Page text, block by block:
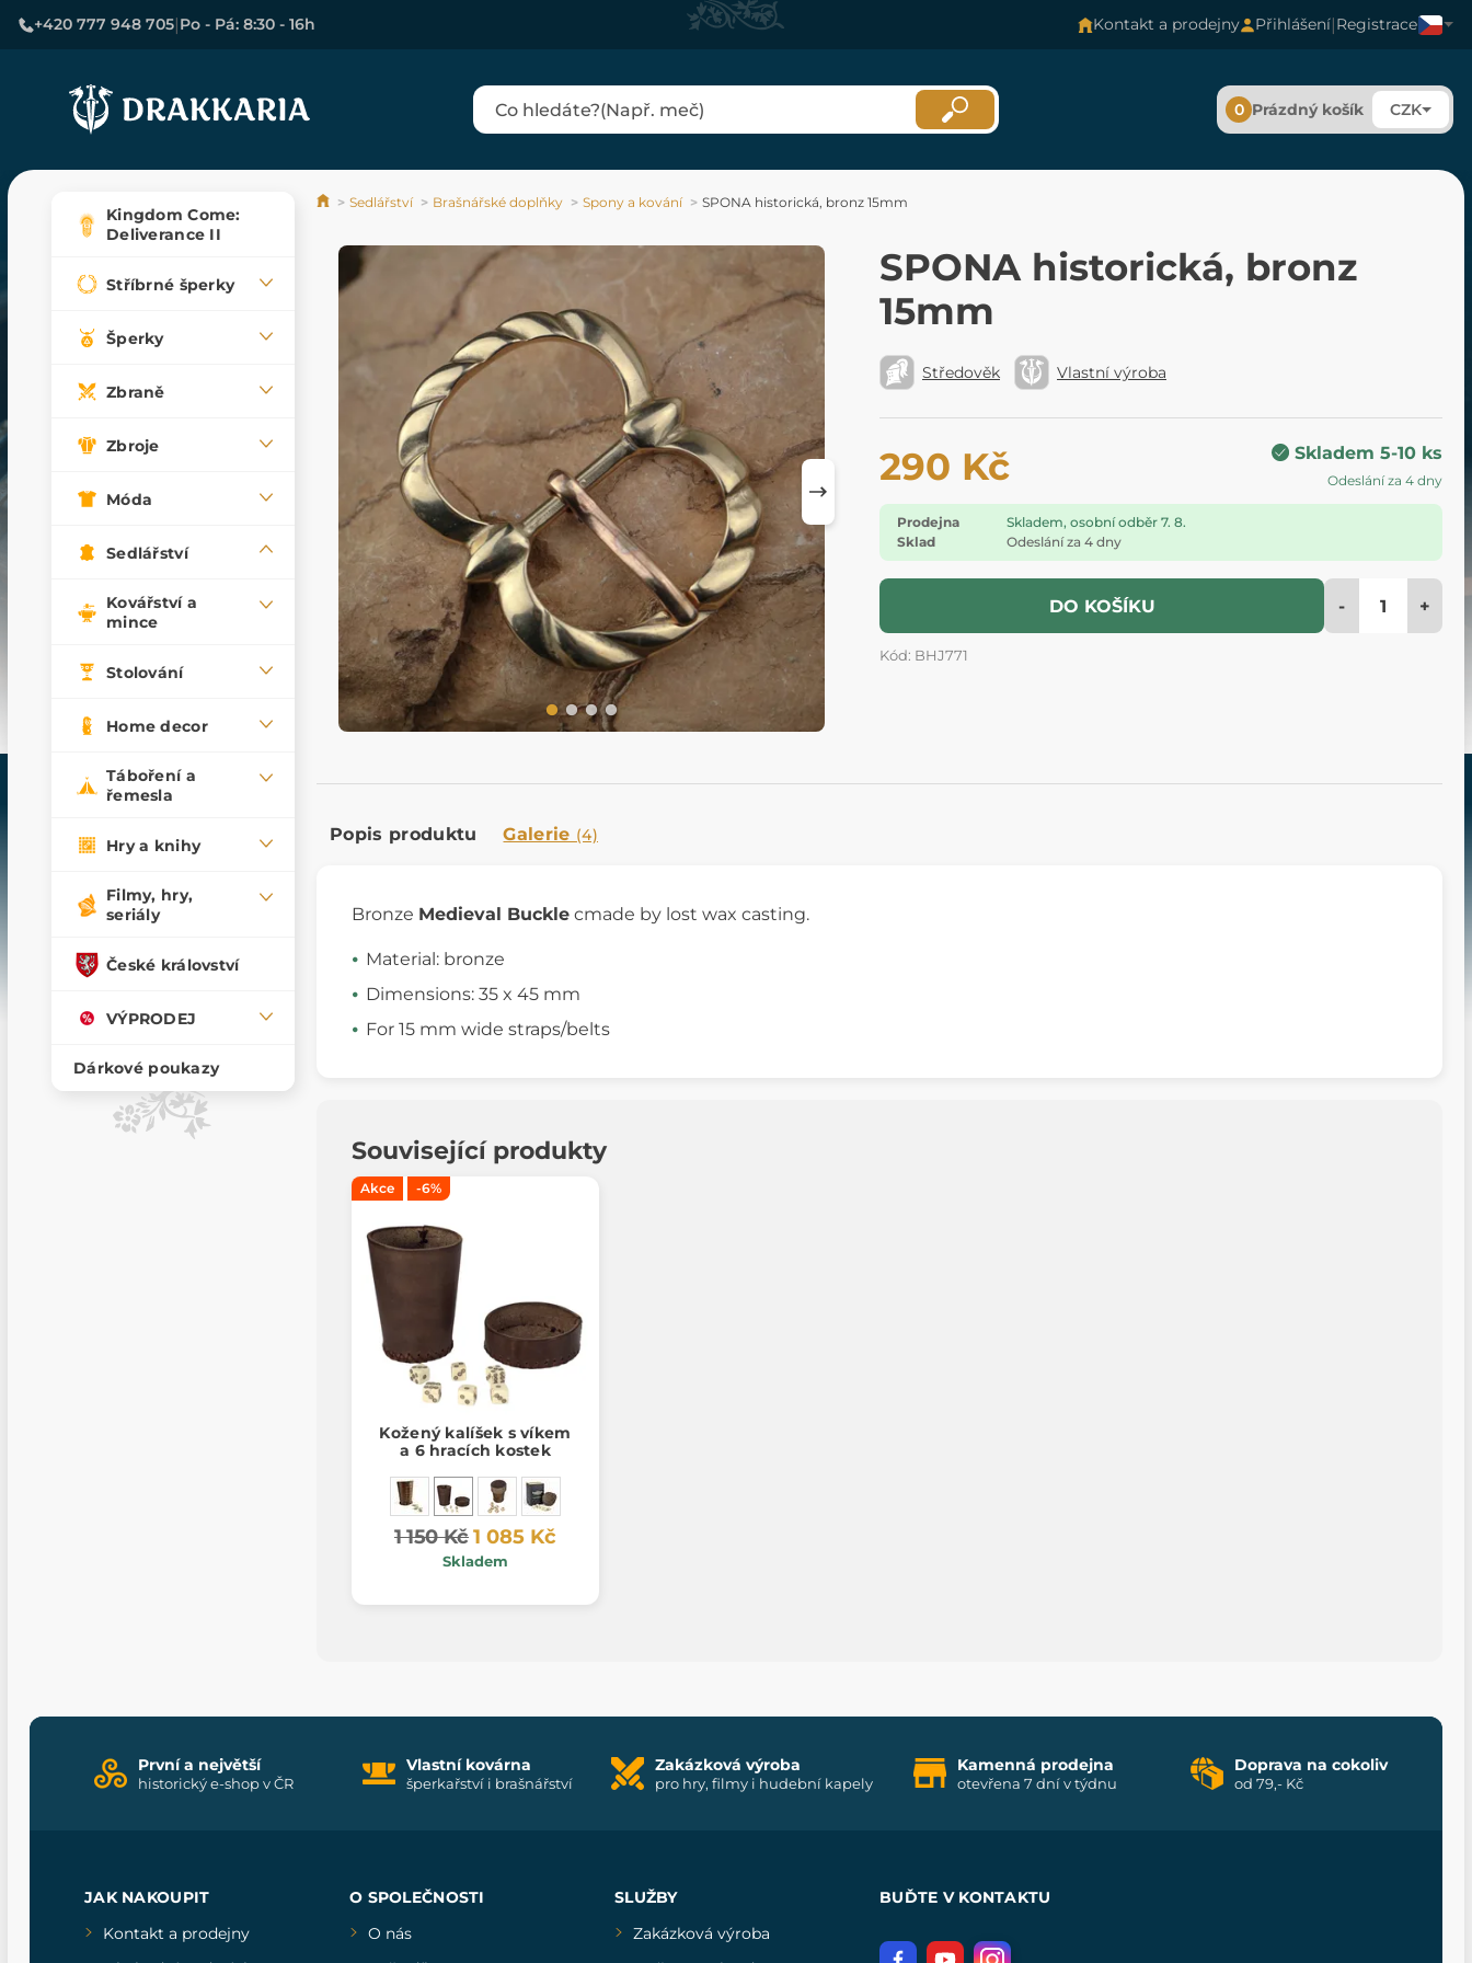
+420 777 948 705|Po - Pá: 8:30 - 16h Kontakt a prodejny Přihlášení|Registrace
0 Prázdný košík CZK
Kingdom Come:
Deliverance II
Stříbrné šperky
Šperky
Zbraně
Zbroje
Móda
Sedlářství
Kovářství a
mince
Stolování
Home decor
Táboření a
řemesla
Hry a knihy
Filmy, hry,
seriály
České království
VÝPRODEJ
Dárkové poukazy
Sedlářství Brašnářské doplňky Spony a kování SPONA historická, bronz 15mm
SPONA historická, bronz
15mm
Středověk Vlastní výroba
290 Kč Skladem 5-10 ks
Odeslání za 4 dny
Prodejna
Skladem, osobní odběr 7. 8.
Sklad
Odeslání za 4 dny
DO KOŠÍKU - +
Kód: BHJ771
Popis produktu Galerie (4)
Bronze Medieval Buckle cmade by lost wax casting.
Material: bronze
Dimensions: 35 x 45 mm
For 15 mm wide straps/belts
Související produkty
Akce -6%
Kožený kalíšek s víkem
a 6 hracích kostek
1 150 Kč1 085 Kč
Skladem
První a největší
historický e-shop v ČR
Vlastní kovárna
šperkařství i brašnářství
Zakázková výroba
pro hry, filmy i hudební kapely
Kamenná prodejna
otevřena 7 dní v týdnu
Doprava na cokoliv
od 79,- Kč
JAK NAKOUPIT
Kontakt a prodejny
O SPOLEČNOSTI
O nás
SLUŽBY
Zakázková výroba
BUĎTE V KONTAKTU